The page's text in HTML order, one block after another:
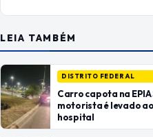
LEIA TAMBÉM
DISTRITO FEDERAL
Carro capota na EPIA
motorista é levado ao
hospital